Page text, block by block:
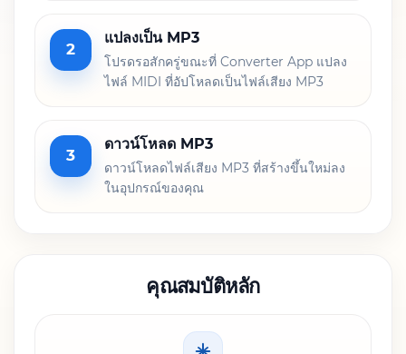
2
แปลงเป็น MP3
โปรดรอสักครู่ขณะที่ Converter App แปลง
ไฟล์ MIDI ที่อัปโหลดเป็นไฟล์เสียง MP3
3
ดาวน์โหลด MP3
ดาวน์โหลดไฟล์เสียง MP3 ที่สร้างขึ้นใหม่ลง
ในอุปกรณ์ของคุณ
คุณสมบัติหลัก